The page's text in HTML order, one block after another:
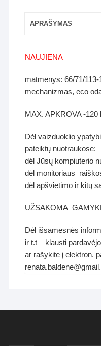
APRAŠYMAS
NAUJIENA
matmenys: 66/71/
mechanizmas, eco
MAX. APKROVA -120
Dėl vaizduoklio
pateiktų nuotraukose:
dėl Jūsų kompiuterio
dėl monitoriaus
dėl apšvietimo ir kitų
UŽSAKOMA
Dėl išsamesnės
ir t.t – klausti
ar rašykite į elektron.